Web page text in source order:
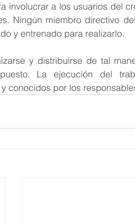
involucrar a los usuarios del
Ningún miembro directivo
y entrenado para realizarlo.
y distribuirse de tal
La ejecución del
conocidos por los